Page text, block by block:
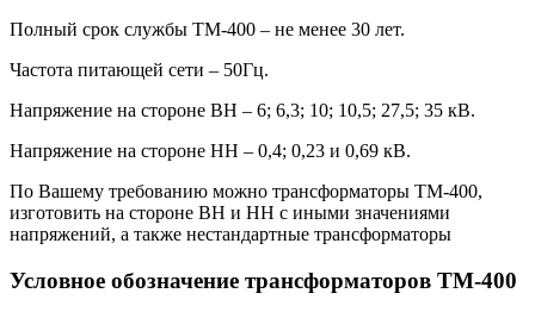
Полный срок службы ТМ-400 – не менее 30 лет.
Частота питающей сети – 50Гц.
Напряжение на стороне ВН – 6; 6,3; 10; 10,5; 27,5; 35 кВ.
Напряжение на стороне НН – 0,4; 0,23 и 0,69 кВ.
По Вашему требованию можно трансформаторы ТМ-400,
изготовить на стороне ВН и НН с иными значениями
напряжений, а также нестандартные трансформаторы
Условное обозначение трансформаторов ТМ-400